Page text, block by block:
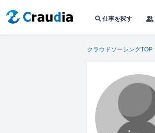
仕事を探す
クラウドソーシングTOP